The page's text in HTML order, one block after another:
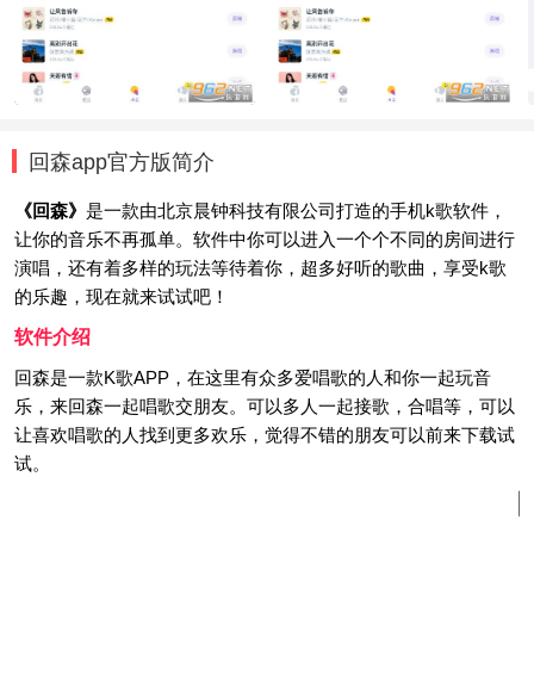
回森app官方版简介
《回森》 是一款由北京晨钟科技有限公司打造的手机k歌软件，
让你的音乐不再孤单。软件中你可以进入一个个不同的房间进行
演唱，还有着多样的玩法等待着你，超多好听的歌曲，享受k歌
的乐趣，现在就来试试吧！
软件介绍
回森是一款K歌APP，在这里有众多爱唱歌的人和你一起玩音
乐，来回森一起唱歌交朋友。可以多人一起接歌，合唱等，可以
让喜欢唱歌的人找到更多欢乐，觉得不错的朋友可以前来下载试
试。